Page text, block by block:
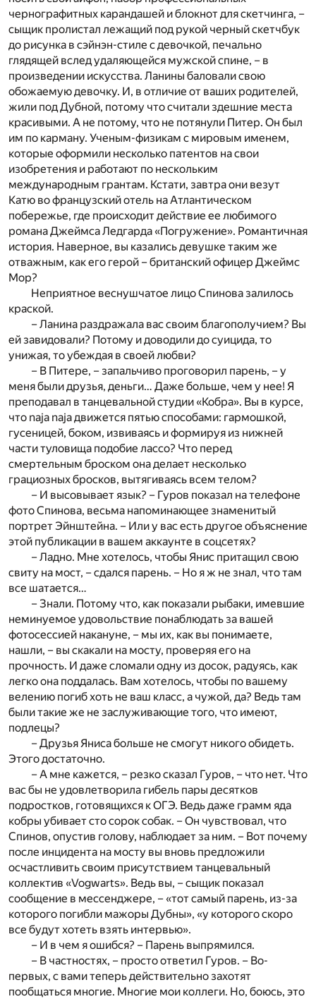
чернографитных карандашей и блокнот для скетчинга, –
сыщик пролистал лежащий под рукой черный скетчбук
до рисунка в сэйнэн-стиле с девочкой, печально
глядящей вслед удаляющейся мужской спине, – в
произведении искусства. Ланины баловали свою
обожаемую девочку. И, в отличие от ваших родителей,
жили под Дубной, потому что считали здешние места
красивыми. А не потому, что не потянули Питер. Он был
им по карману. Ученым-физикам с мировым именем,
которые оформили несколько патентов на свои
изобретения и работают по нескольким
международным грантам. Кстати, завтра они везут
Катю во французский отель на Атлантическом
побережье, где происходит действие ее любимого
романа Джеймса Ледгарда «Погружение». Романтичная
история. Наверное, вы казались девушке таким же
отважным, как его герой – британский офицер Джеймс
Мор?
Неприятное веснушчатое лицо Спинова залилось
краской.
– Ланина раздражала вас своим благополучием? Вы
ей завидовали? Потому и доводили до суицида, то
унижая, то убеждая в своей любви?
– В Питере, – запальчиво проговорил парень, – у
меня были друзья, деньги… Даже больше, чем у нее! Я
преподавал в танцевальной студии «Кобра». Вы в курсе,
что naja naja движется пятью способами: гармошкой,
гусеницей, боком, извиваясь и формируя из нижней
части туловища подобие лассо? Что перед
смертельным броском она делает несколько
грациозных бросков, вытягиваясь всем телом?
– И высовывает язык? – Гуров показал на телефоне
фото Спинова, весьма напоминающее знаменитый
портрет Эйнштейна. – Или у вас есть другое объяснение
этой публикации в вашем аккаунте в соцсетях?
– Ладно. Мне хотелось, чтобы Янис притащил свою
свиту на мост, – сдался парень. – Но я ж не знал, что там
все шатается…
– Знали. Потому что, как показали рыбаки, имевшие
неминуемое удовольствие понаблюдать за вашей
фотосессией накануне, – мы их, как вы понимаете,
нашли, – вы скакали на мосту, проверяя его на
прочность. И даже сломали одну из досок, радуясь, как
легко она поддалась. Вам хотелось, чтобы по вашему
велению погиб хоть не ваш класс, а чужой, да? Ведь там
были такие же не заслуживающие того, что имеют,
подлецы?
– Друзья Яниса больше не смогут никого обидеть.
Этого достаточно.
– А мне кажется, – резко сказал Гуров, – что нет. Что
вас бы не удовлетворила гибель пары десятков
подростков, готовящихся к ОГЭ. Ведь даже грамм яда
кобры убивает сто сорок собак. – Он чувствовал, что
Спинов, опустив голову, наблюдает за ним. – Вот почему
после инцидента на мосту вы вновь предложили
осчастливить своим присутствием танцевальный
коллектив «Vogwarts». Ведь вы, – сыщик показал
сообщение в мессенджере, – «тот самый парень, из-за
которого погибли мажоры Дубны», «у которого скоро
все будут хотеть взять интервью».
– И в чем я ошибся? – Парень выпрямился.
– В частностях, – просто ответил Гуров. – Во-
первых, с вами теперь действительно захотят
пообщаться многие. Многие мои коллеги. Но, боюсь, это